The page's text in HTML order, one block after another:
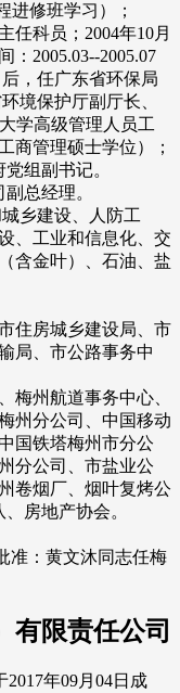
进修班学习）；
任科员；2004年10月
：2005.03--2005.07
，任广东省环保局
境保护厅副厅长、
学高级管理人员工
商管理硕士学位）；
组副书记。
总经理。
乡建设、人防工
、工业和信息化、交
含金叶）、石油、盐
住房城乡建设局、市
局、市公路事务中
梅州航道事务中心、
州分公司、中国移动
国铁塔梅州市分公
分公司、市盐业公
卷烟厂、烟叶复烤公
房地产协会。
准：黄文沐同志任梅
有限责任公司
年09月04日成